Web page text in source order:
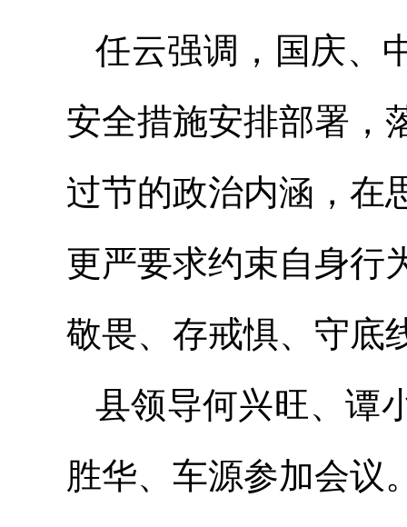
任云强调，国庆、
安全措施安排部署，
过节的政治内涵，在
更严要求约束自身行
敬畏、存戒惧、守底
县领导何兴旺、谭
胜华、车源参加会议